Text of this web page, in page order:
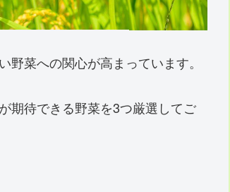
菜への関心が高まっています。
期待できる野菜を3つ厳選してご